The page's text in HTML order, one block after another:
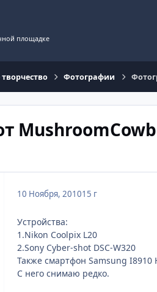
площадке
Фотографии
10 Ноября, 201015 г
Устройства:
1.Nikon Coolpix L20
2.Sony Cyber-shot DSC-W320
Также смартфон Samsung
С него снимаю редко.